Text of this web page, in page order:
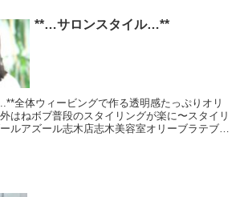
**…サロンスタイル…**
全体ウィービングで作る透明感たっぷりオリ
はねボブ普段のスタイリングが楽に〜スタイリ
ルアズール志木店志木美容室オリーブラテブリ